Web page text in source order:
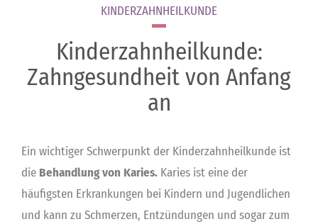
KINDERZAHNHEILKUNDE
Kinderzahnheilkunde:
Zahngesundheit von Anfang
an
Ein wichtiger Schwerpunkt der Kinderzahnheilkunde ist
die Behandlung von Karies. Karies ist eine der
häufigsten Erkrankungen bei Kindern und Jugendlichen
und kann zu Schmerzen, Entzündungen und sogar zum